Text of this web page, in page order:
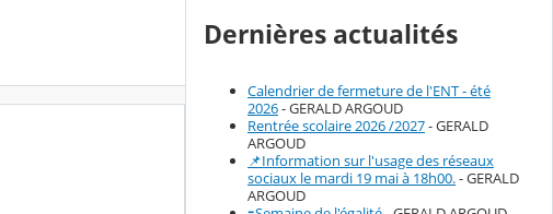
Dernières actualités
Calendrier de fermeture de l'ENT - été
2026- GERALD ARGOUD
Rentrée scolaire 2026 /2027- GERALD
ARGOUD
📌Information sur l'usage des réseaux
sociaux le mardi 19 mai à 18h00.- GERALD
ARGOUD